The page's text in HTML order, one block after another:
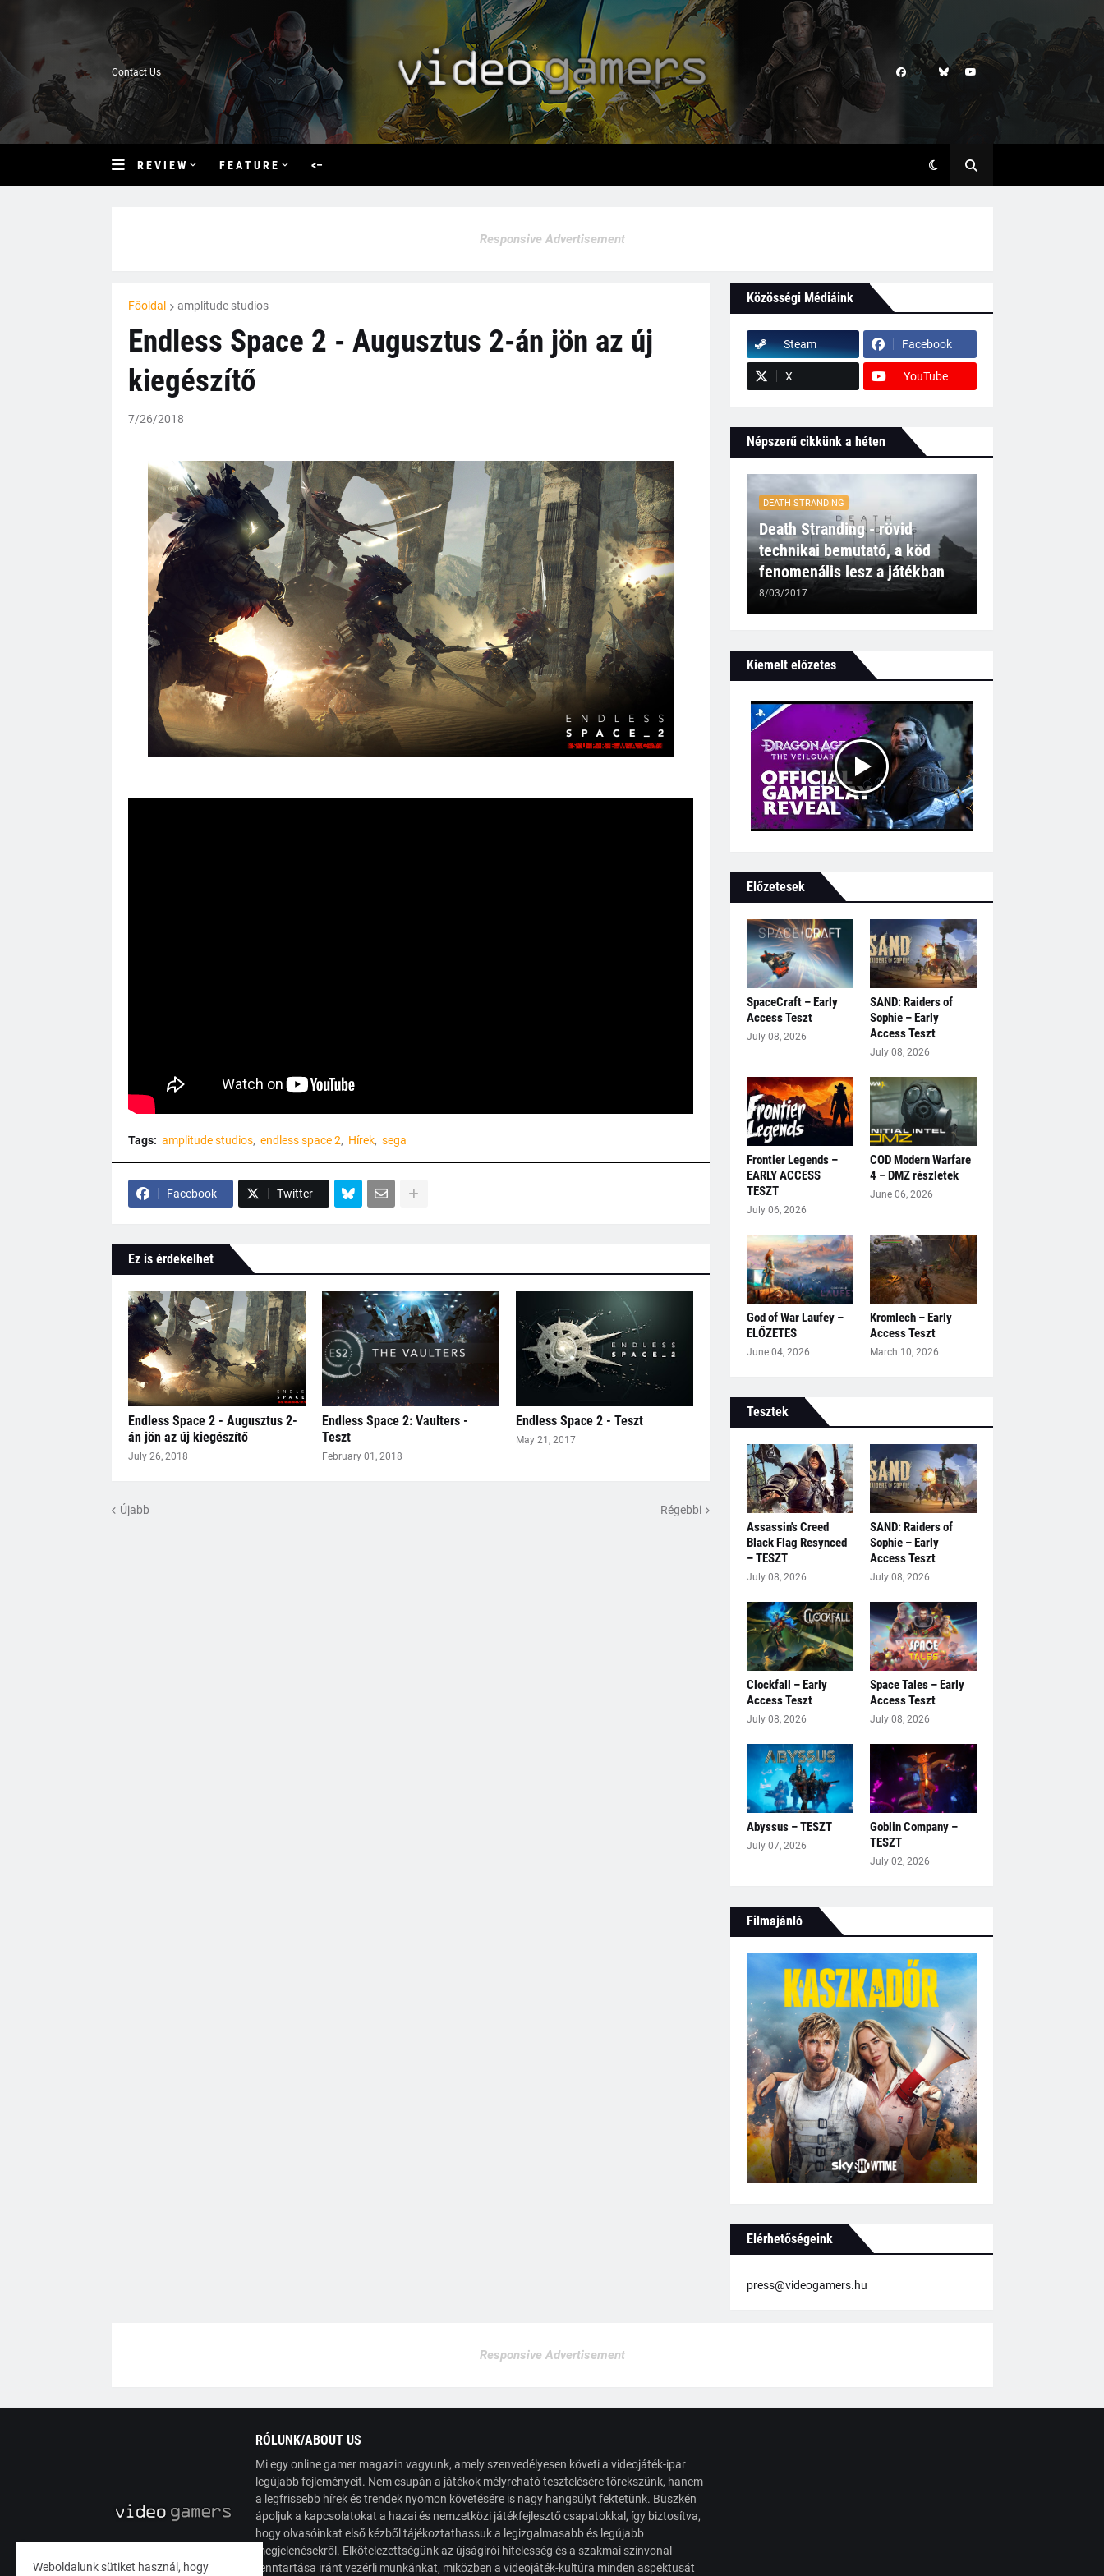
Contact Us
R E V I E W F E A T U R E <–
Responsive Advertisement
Főoldal amplitude studios
Endless Space 2 - Augusztus 2-án jön az új
kiegészítő
7/26/2018
Tags: amplitude studios endless space 2 Hírek sega
Facebook Twitter
Ez is érdekelhet
Endless Space 2 - Augusztus 2-
án jön az új kiegészítő
July 26, 2018
Endless Space 2: Vaulters -
Teszt
February 01, 2018
Endless Space 2 - Teszt
May 21, 2017
Újabb Régebbi
Közösségi Médiáink
Steam Facebook
X YouTube
Népszerű cikkünk a héten
DEATH STRANDING
Death Stranding - rövid
technikai bemutató, a köd
fenomenális lesz a játékban
8/03/2017
Kiemelt előzetes
Előzetesek
SpaceCraft – Early
Access Teszt
July 08, 2026
SAND: Raiders of
Sophie – Early
Access Teszt
July 08, 2026
Frontier Legends –
EARLY ACCESS
TESZT
July 06, 2026
COD Modern Warfare
4 – DMZ részletek
June 06, 2026
God of War Laufey –
ELŐZETES
June 04, 2026
Kromlech – Early
Access Teszt
March 10, 2026
Tesztek
Assassin's Creed
Black Flag Resynced
– TESZT
July 08, 2026
SAND: Raiders of
Sophie – Early
Access Teszt
July 08, 2026
Clockfall – Early
Access Teszt
July 08, 2026
Space Tales – Early
Access Teszt
July 08, 2026
Abyssus – TESZT
July 07, 2026
Goblin Company –
TESZT
July 02, 2026
Filmajánló
Elérhetőségeink
press@videogamers.hu
Responsive Advertisement
RÓLUNK/ABOUT US
Mi egy online gamer magazin vagyunk, amely szenvedélyesen követi a videojáték-ipar
legújabb fejleményeit. Nem csupán a játékok mélyreható tesztelésére törekszünk, hanem
a legfrissebb hírek és trendek nyomon követésére is nagy hangsúlyt fektetünk. Büszkén
ápoljuk a kapcsolatokat a hazai és nemzetközi játékfejlesztő csapatokkal, így biztosítva,
hogy olvasóinkat első kézből tájékoztathassuk a legizgalmasabb és legújabb
megjelenésekről. Elkötelezettségünk az újságírói hitelesség és a szakmai színvonal
fenntartása iránt vezérli munkánkat, miközben a videojáték-kultúra minden aspektusát
Weboldalunk sütiket használ, hogy